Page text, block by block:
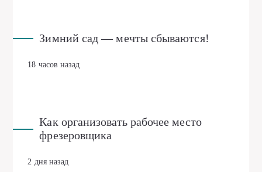
Зимний сад — мечты сбываются!
18 часов назад
Как организовать рабочее место
фрезеровщика
2 дня назад